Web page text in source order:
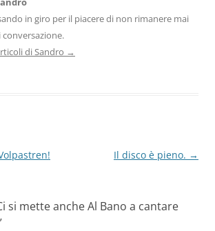
in giro per il piacere di non rimanere mai
di Sandro →
Il disco è pieno. →
si mette anche Al Bano a cantare